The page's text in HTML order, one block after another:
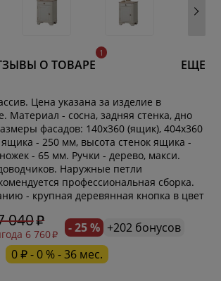
О ТОВАРЕ ЕЩЕ
Цена указана за изделие в
Материал - сосна, задняя стенка, дно
фасадов: 140х360 (ящик), 404х360
ящика - 250 мм, высота стенок ящика -
- 65 мм. Ручки - дерево, макси.
Наружные петли
профессиональная сборка.
- крупная деревянная кнопка в цвет
040
6 760 - 25 % +202 бонусов
0 ₽ - 0 % - 36 мес.